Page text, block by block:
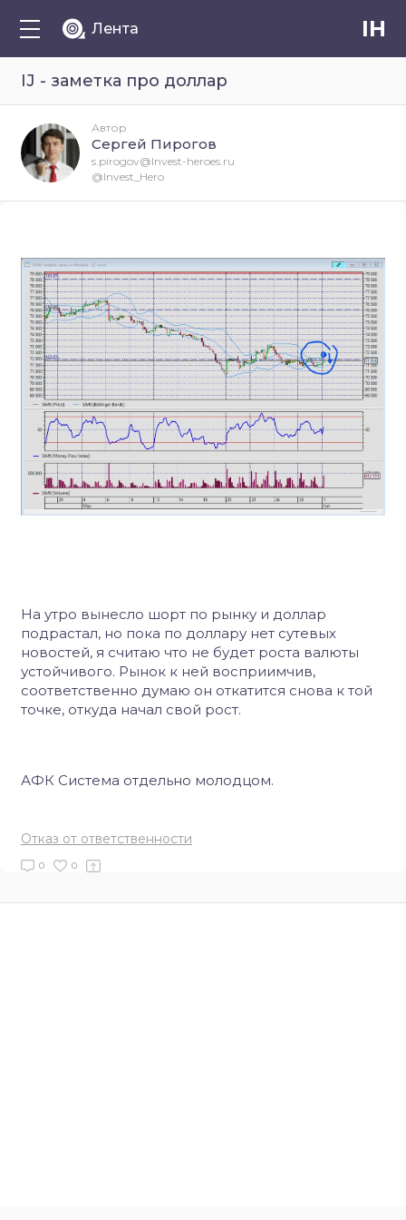
Лента IH
IJ - заметка про доллар
На утро вынесло шорт по рынку и доллар
подрастал, но пока по доллару нет сутевых
новостей, я считаю что не будет роста валюты
устойчивого. Рынок к ней восприимчив,
соответственно думаю он откатится снова к той
точке, откуда начал свой рост.
АФК Система отдельно молодцом.
Отказ от ответственности
0 0
Автор
Сергей Пирогов
s.pirogov@Invest-heroes.ru
@Invest_Hero